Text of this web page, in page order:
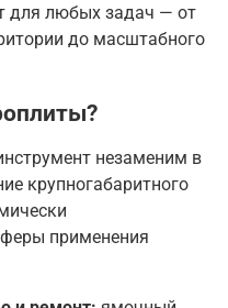
для любых задач — от
до масштабного
незаменим в
крупногабаритного
применения